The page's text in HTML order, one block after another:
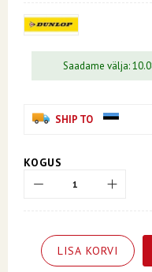
Saadame välja:
SHIP TO
KOGUS
LISA KORVI